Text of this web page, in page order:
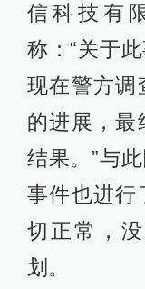
信科技有
称：“关于
现在警方调
的进展，最
结果。”与
事件也进行
切正常，
划。